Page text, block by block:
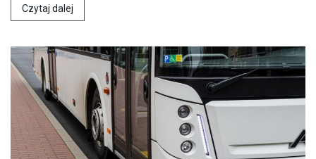
Czytaj dalej